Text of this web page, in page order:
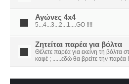
Αγώνες 4x4
5...4...3...2...1....GO !!!!
Ζητείται παρέα για βόλτα
Θέλετε παρέα για εκείνη τη
καφέ ; ......εδώ θα βρείτε την παρέα